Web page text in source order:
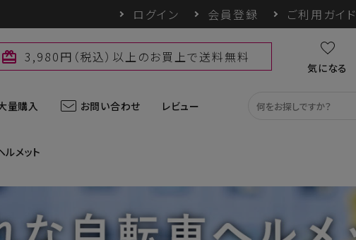
ログイン 会員登録 ご利用ガイド
card_giftcard 3,980円（税込）以上のお買上で送料無料
気になる
ブランド一覧 カテゴリ一覧
量購入 お問い合わせ レビュー
メット